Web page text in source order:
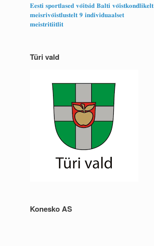
𝐄𝐞𝐬𝐭𝐢 𝐬𝐩𝐨𝐫𝐭𝐥𝐚𝐬𝐞𝐝 𝐯𝐨̃𝐢𝐭𝐬𝐢𝐝 𝐁𝐚𝐥𝐭𝐢 𝐯𝐨̃𝐢𝐬𝐭𝐤𝐨𝐧𝐝𝐥𝐢𝐤𝐞𝐥𝐭
𝐦𝐞𝐢𝐬𝐫𝐢𝐯𝐨̃𝐢𝐬𝐭𝐥𝐮𝐬𝐭𝐞𝐥𝐭 𝟗 𝐢𝐧𝐝𝐢𝐯𝐢𝐝𝐮𝐚𝐚𝐥𝐬𝐞𝐭
𝐦𝐞𝐢𝐬𝐭𝐫𝐢𝐭𝐢𝐢𝐭𝐥𝐢𝐭
Türi vald
Konesko AS